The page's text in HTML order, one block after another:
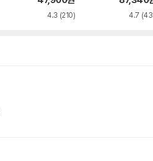
4.3 (210) 4.7